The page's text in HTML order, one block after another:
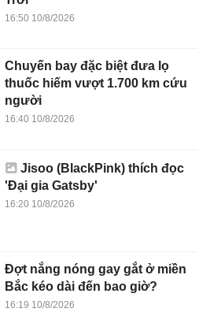
16:50 10/8/2026
Chuyến bay đặc biệt đưa lọ
thuốc hiếm vượt 1.700 km cứu
người
16:40 10/8/2026
Jisoo (BlackPink) thích đọc
'Đại gia Gatsby'
16:20 10/8/2026
Đợt nắng nóng gay gắt ở miền
Bắc kéo dài đến bao giờ?
16:19 10/8/2026